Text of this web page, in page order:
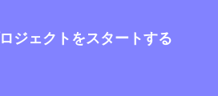
ジェクトをスタートする